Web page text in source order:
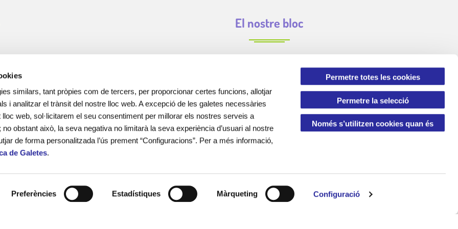
similars, tant pròpies com de tercers, per proporcionar certes funcions, allotjar
i analitzar el trànsit del nostre lloc web. A excepció de les galetes necessàries
lloc web, sol·licitarem el seu consentiment per millorar els nostres serveis a
obstant això, la seva negativa no limitarà la seva experiència d’usuari al nostre
de forma personalitzada l’ús prement “Configuracions”. Per a més informació,
de Galetes.
Preferències Estadístiques Màrqueting Configuració
Permetre totes les cookies
Permetre la selecció
Només s’utilitzen cookies quan és
i social.
El nostre bloc